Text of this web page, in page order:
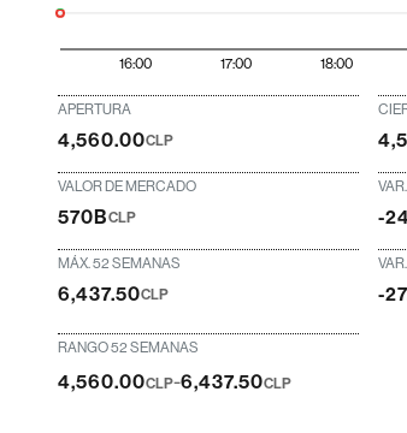
16:00 17:00 18:00
APERTURA
4,560.00CLP
VALOR DE MERCADO
570BCLP -
MÁX. 52 SEMANAS
6,437.50CLP -
RANGO 52 SEMANAS
4,560.00CLP-6,437.50CLP